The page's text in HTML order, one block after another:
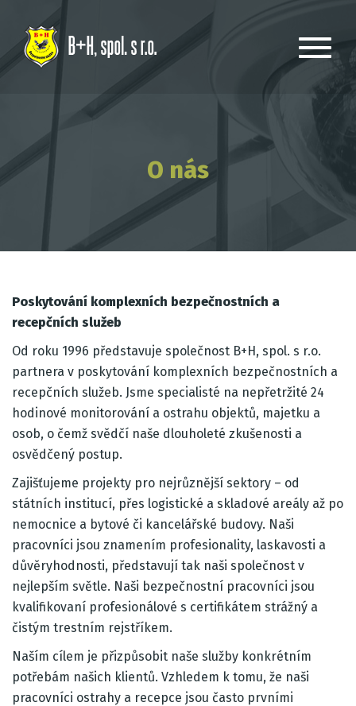
O nás
Poskytování komplexních bezpečnostních a
recepčních služeb
Od roku 1996 představuje společnost B+H, spol. s r.o.
partnera v poskytování komplexních bezpečnostních a
recepčních služeb. Jsme specialisté na nepřetržité 24
hodinové monitorování a ostrahu objektů, majetku a
osob, o čemž svědčí naše dlouholeté zkušenosti a
osvědčený postup.
Zajišťujeme projekty pro nejrůznější sektory – od
státních institucí, přes logistické a skladové areály až po
nemocnice a bytové či kancelářské budovy. Naši
pracovníci jsou znamením profesionality, laskavosti a
důvěryhodnosti, představují tak naši společnost v
nejlepším světle. Naši bezpečnostní pracovníci jsou
kvalifikovaní profesionálové s certifikátem strážný a
čistým trestním rejstříkem.
Naším cílem je přizpůsobit naše služby konkrétním
potřebám našich klientů. Vzhledem k tomu, že naši
pracovníci ostrahy a recepce jsou často prvními